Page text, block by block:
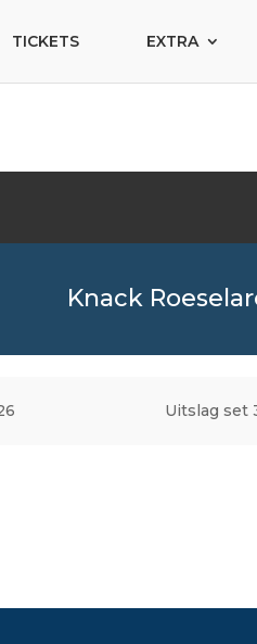
TICKETS EXTRA
Knack
Uitslag set